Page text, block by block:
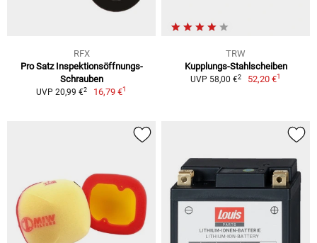
RFX
Pro Satz Inspektionsöffnungs-
Schrauben
UVP 20,99 €2 16,79 €1
TRW
Kupplungs-Stahlscheiben
UVP 58,00 €2 52,20 €1